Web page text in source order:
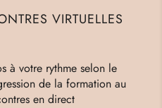
VIRTUELLES
à votre rythme selon le
de la formation au
en direct